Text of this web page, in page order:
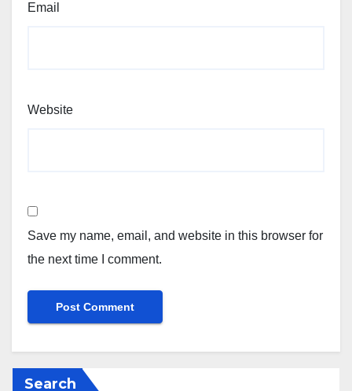
Email
Website
Save my name, email, and website in this browser for
the next time I comment.
Search